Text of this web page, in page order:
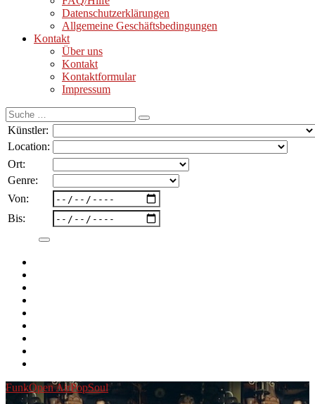
Datenschutzerklärungen
Allgemeine Geschäftsbedingungen
Kontakt
Über uns
Kontakt
Kontaktformular
Impressum
Suche
nach:
Künstler:
Location:
Ort:
Genre:
Von:
Bis:
FunkOpen AirPopSoul